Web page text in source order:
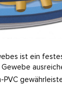
ist ein
PVC